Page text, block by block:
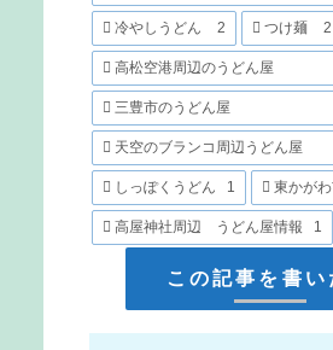
冷やしうどん 2 つけ麺 2
高松空港周辺のうどん屋
三豊市のうどん屋
天空のブランコ周辺うどん屋
しっぽくうどん 1 東かが
高屋神社周辺 うどん屋情報 1
この記事を書い